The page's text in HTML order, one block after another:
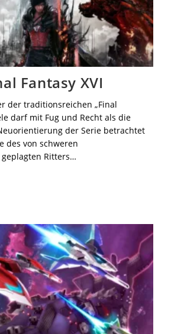
Fantasy XVI
der traditionsreichen „Final
darf mit Fug und Recht als die
der Serie betrachtet
des von schweren
geplagten Ritters…